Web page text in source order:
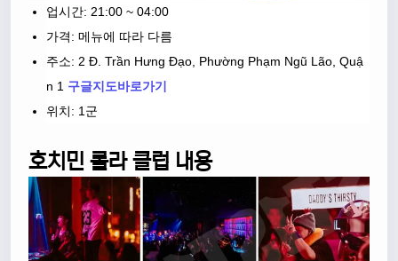
업시간: 21:00 ~ 04:00
가격: 메뉴에 따라 다름
주소: 2 Đ. Trần Hưng Đạo, Phường Phạm Ngũ Lão, Quậ
n 1 구글지도바로가기
위치: 1군
호치민 롤라 클럽 내용